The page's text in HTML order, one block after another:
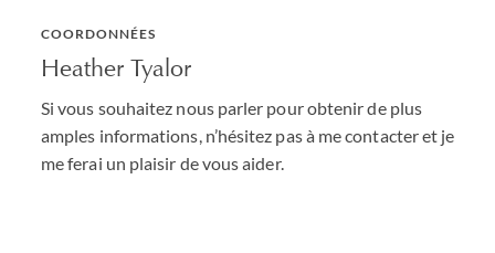
COORDONNÉES
Heather Tyalor
Si vous souhaitez nous parler pour obtenir de plus
amples informations, n’hésitez pas à me contacter et je
me ferai un plaisir de vous aider.